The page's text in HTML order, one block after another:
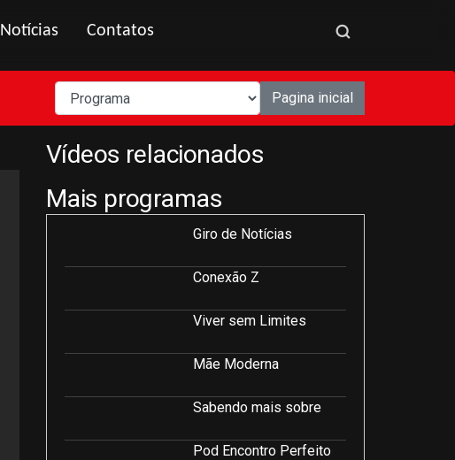
Notícias Contatos
Pagina inicial
Vídeos relacionados
Mais programas
Giro de Notícias
Conexão Z
Viver sem Limites
Mãe Moderna
Sabendo mais sobre
Pod Encontro Perfeito